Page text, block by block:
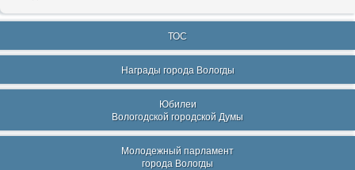
ТОС
Награды города Вологды
Юбилеи
Вологодской городской Думы
Молодежный парламент
города Вологды